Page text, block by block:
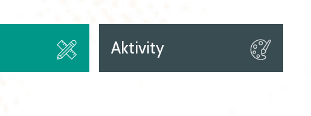
Aktivity